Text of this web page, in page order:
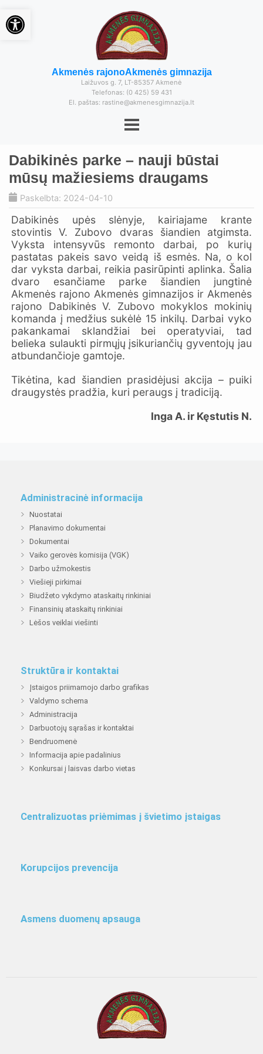
Akmenės rajonoAkmenės gimnazija
Laižuvos g. 7, LT-85357 Akmenė
Telefonas: (0 425) 59 431
El. paštas: rastine@akmenesgimnazija.lt
Dabikinės parke – nauji būstai
mūsų mažiesiems draugams
Paskelbta: 2024-04-10
Dabikinės upės slėnyje, kairiajame krante
stovintis V. Zubovo dvaras šiandien atgimsta.
Vyksta intensyvūs remonto darbai, po kurių
pastatas pakeis savo veidą iš esmės. Na, o kol
dar vyksta darbai, reikia pasirūpinti aplinka. Šalia
dvaro esančiame parke šiandien jungtinė
Akmenės rajono Akmenės gimnazijos ir Akmenės
rajono Dabikinės V. Zubovo mokyklos mokinių
komanda į medžius sukėlė 15 inkilų. Darbai vyko
pakankamai sklandžiai bei operatyviai, tad
belieka sulaukti pirmųjų įsikuriančių gyventojų jau
atbundančioje gamtoje.
Tikėtina, kad šiandien prasidėjusi akcija – puiki
draugystės pradžia, kuri peraugs į tradiciją.
Inga A. ir Kęstutis N.
Administracinė informacija
Nuostatai
Planavimo dokumentai
Dokumentai
Vaiko gerovės komisija (VGK)
Darbo užmokestis
Viešieji pirkimai
Biudžeto vykdymo ataskaitų rinkiniai
Finansinių ataskaitų rinkiniai
Lėšos veiklai viešinti
Struktūra ir kontaktai
Įstaigos priimamojo darbo grafikas
Valdymo schema
Administracija
Darbuotojų sąrašas ir kontaktai
Bendruomenė
Informacija apie padalinius
Konkursai į laisvas darbo vietas
Centralizuotas priėmimas į švietimo įstaigas
Korupcijos prevencija
Asmens duomenų apsauga
Open toolbar